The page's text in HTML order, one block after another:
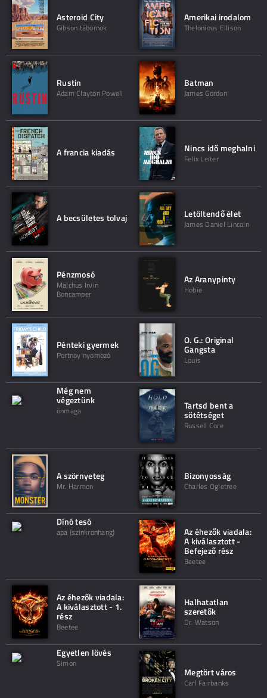
Asteroid City
Gibson tábornok
Amerikai irodalom
Thelonious Ellison
Rustin
Adam Clayton Powell
Batman
James Gordon
A francia kiadás Nincs idő meghalni
Felix Leiter
A becsületes tolvaj Letöltendő élet
James Daniel Lincoln
Pénzmosó
Malchus Irvin
Boncamper
Az Aranypinty
Hobie
Pénteki gyermek
Portnoy nyomozó
O. G.: Original
Gangsta
Louis
Még nem
végeztünk
önmaga Tartsd bent a
sötétséget
Russell Core
A szörnyeteg
Mr. Harmon
Bizonyosság
Charles Ogletree
Dínó tesó
apa (szinkronhang) Az éhezők viadala:
A kiválasztott -
Befejező rész
Beetee
Az éhezők viadala:
A kiválasztott - 1.
rész
Beetee
Halhatatlan
szeretők
Dr. Watson
Egyetlen lövés
Simon
Megtört város
Carl Fairbanks